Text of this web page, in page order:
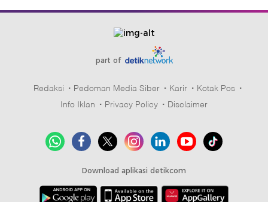
part of
Redaksi Pedoman Media Siber Karir
Kotak Pos
Info Iklan
Privacy Policy Disclaimer
Download aplikasi detikcom